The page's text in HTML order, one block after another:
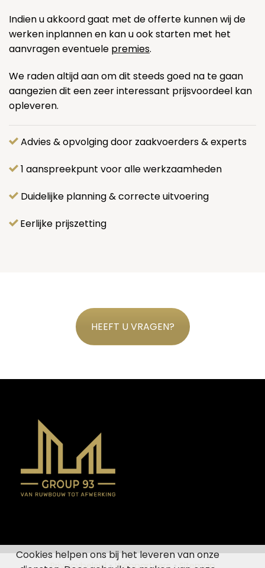
Indien u akkoord gaat met de offerte kunnen wij de
werken inplannen en kan u ook starten met het
aanvragen eventuele premies.
We raden altijd aan om dit steeds goed na te gaan
aangezien dit een zeer interessant prijsvoordeel kan
opleveren.
Advies & opvolging door zaakvoerders & experts
1 aanspreekpunt voor alle werkzaamheden
Duidelijke planning & correcte uitvoering
Eerlijke prijszetting
HEEFT U VRAGEN?
Privacybeleid•Webpartners •Sitemap
Cookies helpen ons bij het leveren van onze